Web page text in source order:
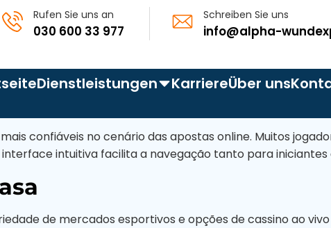
Rufen Sie uns an
030 600 33 977
Schreiben Sie uns
info@alpha-
Dienstleistungen
bullosa
Fuß
Cruris
KarriereÜber uns
confiáveis no cenário das apostas online. Muitos
intuitiva facilita a navegação tanto para
de mercados esportivos e opções de cassino ao